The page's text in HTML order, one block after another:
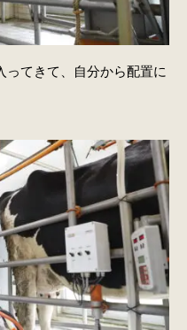
ってきて、自分から配置に